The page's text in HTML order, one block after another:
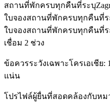
สถานที่พักครบทุกคืนที่ระบุ
ใบจองสถานที่พักครบทุกคืนที่ร
ใบจองสถานที่พักครบทุกคืนที่ร
เชื่อม 2 ช่วง
ข้อควรระวังเฉพาะโครเอเชีย:
แน่น
โปรไฟล์ผู้ยื่นที่สอดคล้องกับหมว